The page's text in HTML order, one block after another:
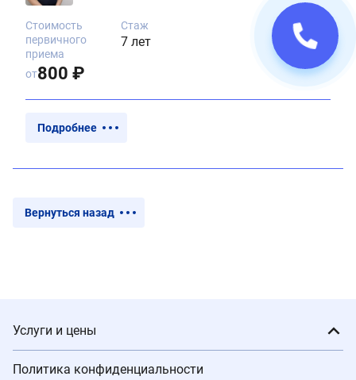
Стаж
7 лет
Стоимость
первичного
приема
от800 ₽
Подробнее
Вернуться назад
Услуги и цены
Политика конфиденциальности